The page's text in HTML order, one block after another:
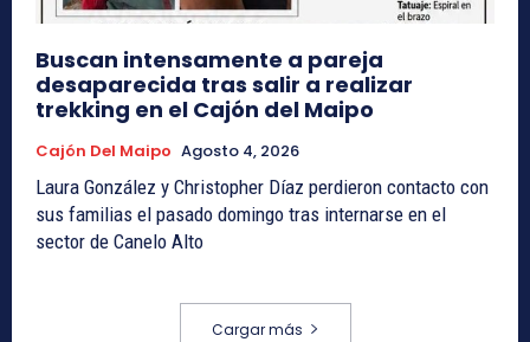
Buscan intensamente a pareja
desaparecida tras salir a realizar
trekking en el Cajón del Maipo
Cajón Del Maipo Agosto 4, 2026
Laura González y Christopher Díaz perdieron contacto con
sus familias el pasado domingo tras internarse en el
sector de Canelo Alto
Cargar más